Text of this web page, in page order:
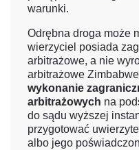
warunki.
Odrębna droga może
wierzyciel posiada
arbitrażowe, a nie
arbitrażowe
wykonanie
arbitrażowych na
do sądu wyższej
przygotować
albo jego